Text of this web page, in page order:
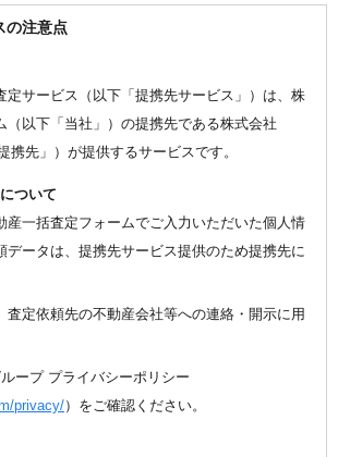
の注意点
定サービス（以下「提携先サービス」）は、株
（以下「当社」）の提携先である株式会社
携先」）が提供するサービスです。
ついて
産一括査定フォームでご入力いただいた個人情
データは、提携先サービス提供のため提携先に
査定依頼先の不動産会社等への連絡・開示に用
ープ プライバシーポリシー
privacy/）をご確認ください。